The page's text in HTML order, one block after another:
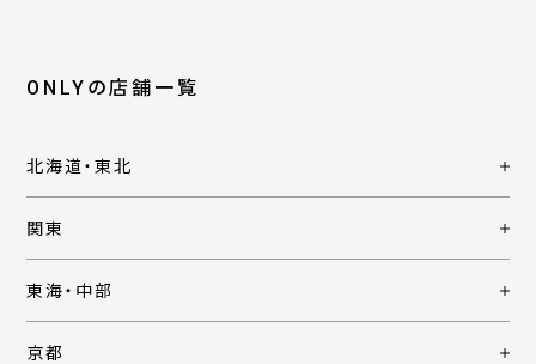
ONLYの店舗一覧
北海道・東北
関東
東海・中部
京都